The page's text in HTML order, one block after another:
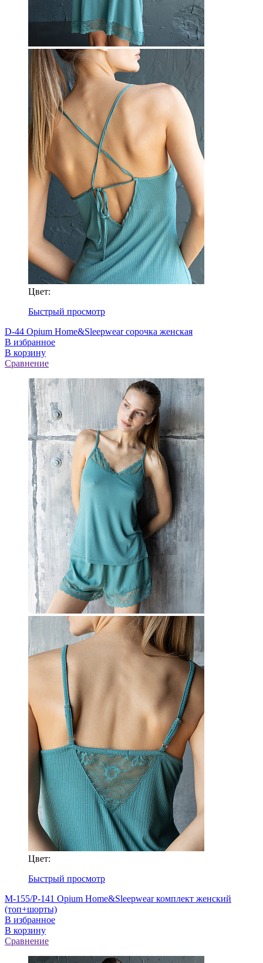
Цвет:
Быстрый просмотр
D-44 Opium Home&Sleepwear сорочка женская
В избранное
В корзину
Сравнение
Цвет:
Быстрый просмотр
M-155/P-141 Opium Home&Sleepwear комплект женский
(топ+шорты)
В избранное
В корзину
Сравнение